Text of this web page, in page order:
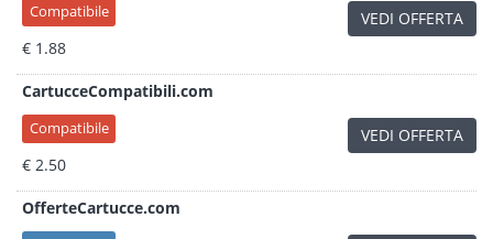
Compatibile
€ 1.88
VEDI OFFERTA
CartucceCompatibili.com
Compatibile
€ 2.50
VEDI OFFERTA
OfferteCartucce.com